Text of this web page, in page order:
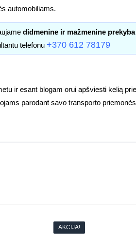
automobiliams.
didmenine ir mažmenine prekyba
telefonu +370 612 78179
ir esant blogam orui apšviesti kelią
parodant savo transporto
AKCIJA!